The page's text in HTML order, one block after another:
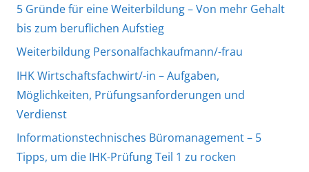
5 Gründe für eine Weiterbildung – Von mehr Gehalt
bis zum beruflichen Aufstieg
Weiterbildung Personalfachkaufmann/-frau
IHK Wirtschaftsfachwirt/-in – Aufgaben,
Möglichkeiten, Prüfungsanforderungen und
Verdienst
Informationstechnisches Büromanagement – 5
Tipps, um die IHK-Prüfung Teil 1 zu rocken